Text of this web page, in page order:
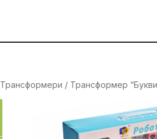
Трансформери / Трансформер